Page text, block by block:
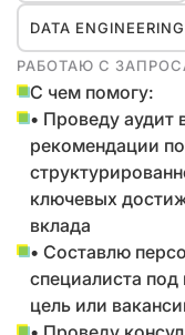
DATA
РАБОТАЮ С
С чем помогу:
• Проведу
рекомендации
ключевых
вклада
• Составлю
специалиста
цель или